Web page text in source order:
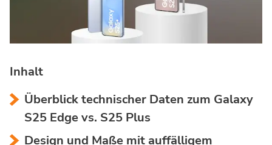
Inhalt
Überblick technischer Daten zum Galaxy
S25 Edge vs. S25 Plus
Design und Maße mit auffälligem